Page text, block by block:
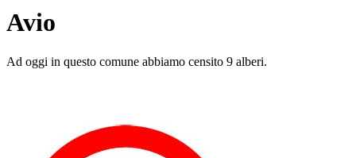
Avio
Ad oggi in questo comune abbiamo censito 9 alberi.